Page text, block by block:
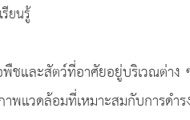
ยนรู้
และสัตว์ที่อาศัยอยู่บริเวณต่าง
ดล้อมที่เหมาะสมกับการดำร